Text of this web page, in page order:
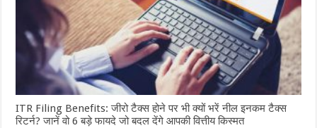
ITR Filing Benefits: जीरो टैक्स होने पर भी क्यों भरें नील इनकम टैक्स
रिटर्न? जानें वो 6 बड़े फायदे जो बदल देंगे आपकी वित्तीय किस्मत